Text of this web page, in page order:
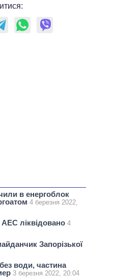
в енергоблок
4 березня 2022,
ліквідовано 4
Запорізької
води, частина
3 березня 2022, 20:04